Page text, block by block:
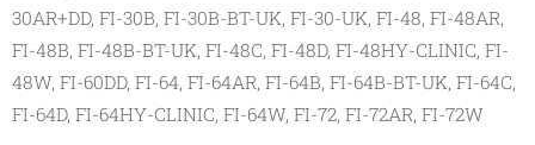
30AR+DD, FI-30B, FI-30B-BT-UK, FI-30-UK, FI-48, FI-48AR,
FI-48B, FI-48B-BT-UK, FI-48C, FI-48D, FI-48HY-CLINIC, FI-
48W, FI-60DD, FI-64, FI-64AR, FI-64B, FI-64B-BT-UK, FI-64C,
FI-64D, FI-64HY-CLINIC, FI-64W, FI-72, FI-72AR, FI-72W